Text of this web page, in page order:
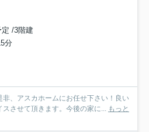
/3階建
分
、アスカホームにお任せ下さい！良い
させて頂きます。今後の家に... もっと